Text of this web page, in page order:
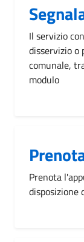
Il servizio
disservizio
comunale,
modulo
Prenota
disposizione